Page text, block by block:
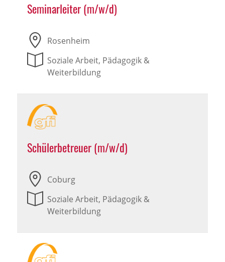
Seminarleiter (m/w/d)
Rosenheim
Soziale Arbeit, Pädagogik &
Weiterbildung
Schülerbetreuer (m/w/d)
Coburg
Soziale Arbeit, Pädagogik &
Weiterbildung